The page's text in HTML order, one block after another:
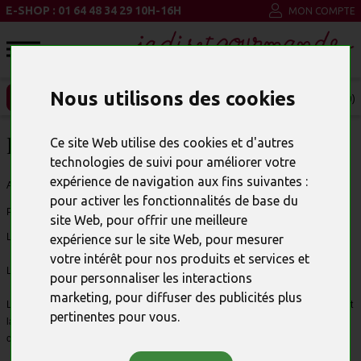
Nous utilisons des cookies
Ce site Web utilise des cookies et d'autres
technologies de suivi pour améliorer votre
expérience de navigation aux fins suivantes :
pour activer les fonctionnalités de base du
site Web, pour offrir une meilleure
expérience sur le site Web, pour mesurer
votre intérêt pour nos produits et services et
pour personnaliser les interactions
marketing, pour diffuser des publicités plus
pertinentes pour vous.
E-SHOP : 01 64 48 34 29 10H-16H MON COMPTE
ENTREPRISE ET CSE MON PANIER (0)
LE PAIEMENT SÉCURISÉ
ACHETEZ VOTRE CHOCOLAT PRÉFÉRÉ EN TOUTE CONFIANCE,
PAIEMENT 100% SÉCURISÉ
Le paiement s’effectue uniquement en ligne par carte bancaire ou par Paypal.
Les cartes bancaires acceptées sont : Visa / CB / Eurocard et Mastercard.
Le compte du client sera débité à l’issue d’un délai maximum de 4 jours suivant
la date de la commande et celle-ci sera considérée comme effective après
confirmation de l’accord des centres de paiement.